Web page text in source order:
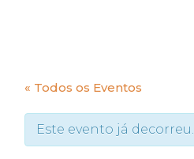
« Todos os Eventos
Este evento já decorreu.